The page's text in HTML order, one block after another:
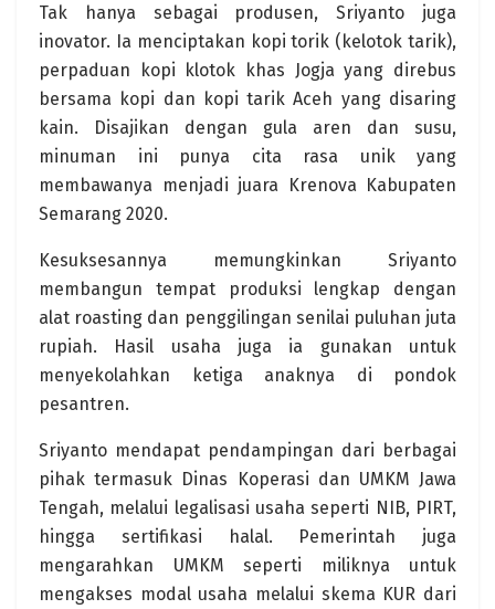
Tak hanya sebagai produsen, Sriyanto juga
inovator. Ia menciptakan kopi torik (kelotok tarik),
perpaduan kopi klotok khas Jogja yang direbus
bersama kopi dan kopi tarik Aceh yang disaring
kain. Disajikan dengan gula aren dan susu,
minuman ini punya cita rasa unik yang
membawanya menjadi juara Krenova Kabupaten
Semarang 2020.
Kesuksesannya memungkinkan Sriyanto
membangun tempat produksi lengkap dengan
alat roasting dan penggilingan senilai puluhan juta
rupiah. Hasil usaha juga ia gunakan untuk
menyekolahkan ketiga anaknya di pondok
pesantren.
Sriyanto mendapat pendampingan dari berbagai
pihak termasuk Dinas Koperasi dan UMKM Jawa
Tengah, melalui legalisasi usaha seperti NIB, PIRT,
hingga sertifikasi halal. Pemerintah juga
mengarahkan UMKM seperti miliknya untuk
mengakses modal usaha melalui skema KUR dari